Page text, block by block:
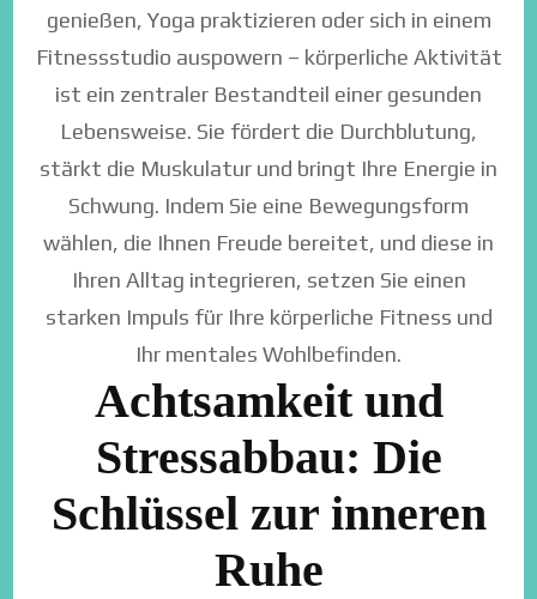
genießen, Yoga praktizieren oder sich in einem
Fitnessstudio auspowern – körperliche Aktivität
ist ein zentraler Bestandteil einer gesunden
Lebensweise. Sie fördert die Durchblutung,
stärkt die Muskulatur und bringt Ihre Energie in
Schwung. Indem Sie eine Bewegungsform
wählen, die Ihnen Freude bereitet, und diese in
Ihren Alltag integrieren, setzen Sie einen
starken Impuls für Ihre körperliche Fitness und
Ihr mentales Wohlbefinden.
Achtsamkeit und
Stressabbau: Die
Schlüssel zur inneren
Ruhe